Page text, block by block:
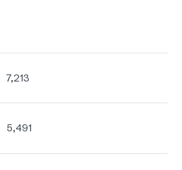
7,213
5,491